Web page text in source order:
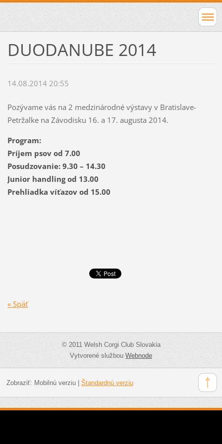
DUODANUBE 2014
14.08.2014 20:55
Pozývame vás na 2 medzinárodné výstavy v Bratislave-
Petržalke na Závodisku 16. a 17. augusta 2014.
Program:
Príjem psov od 7.00
Posudzovanie: 9.30 – 14.30
Junior handling od 13.00
Prehliadka víťazov od 15.00
« Späť
© 2011 Welsh Corgi Club Slovakia
Vytvorené službouWebnode
Zobraziť: Mobilnú verziu| Štandardnú verziu